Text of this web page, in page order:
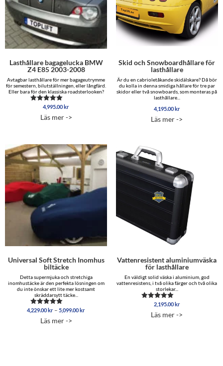
Lasthållare bagagelucka BMW
Z4 E85 2003-2008
Avtagbar lasthållare för mer bagageutrymme
för semestern, bilutställningen, eller långfärd.
Eller bara för den klassiska roadsterlooken?
Betygsatt
av 5
4,995.00kr
Läs mer ->
Skid och Snowboardhållare för
lasthållare
Är du en cabrioletåkande skidälskare? Då bör
du kolla in denna smidiga hållare för tre par
skidor eller två snowboards, som monteras på
lasthållare...
4,195.00kr
Läs mer ->
Universal Soft Stretch Inomhus
biltäcke
Detta supermjuka och stretchiga
inomhustäcke är den perfekta lösningen om
du inte önskar ett lite mer kostsamt
skräddarsytt täcke...
Betygsatt
av 5
4,229.00kr – 5,099.00krPrisintervall:
Läs mer ->
Vattenresistent aluminiumväska
för lasthållare
En väldigt solid väska i aluminium, god
vattenresistens, i två olika färger och två olika
storlekar...
Betygsatt
av 5
2,195.00kr
Läs mer ->